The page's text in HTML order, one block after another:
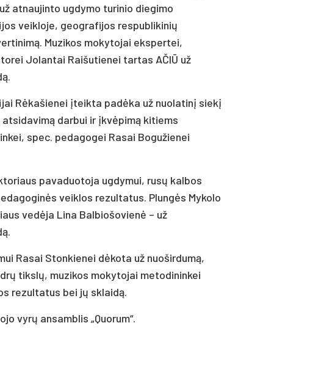
atnaujinto ugdymo turinio diegimo
veikloje, geografijos respublikinių
Muzikos mokytojai ekspertei,
Jolantai Raišutienei tartas AČIŪ už
Rėkašienei įteikta padėka už nuolatinį siekį
darbui ir įkvėpimą kitiems
spec. pedagogei Rasai Bogužienei
pavaduotoja ugdymui, rusų kalbos
veiklos rezultatus. Plungės Mykolo
vedėja Lina Balbiošovienė – už
Rasai Stonkienei dėkota už nuoširdumą,
tikslų, muzikos mokytojai metodininkei
rezultatus bei jų sklaidą.
vyrų ansamblis „Quorum“.